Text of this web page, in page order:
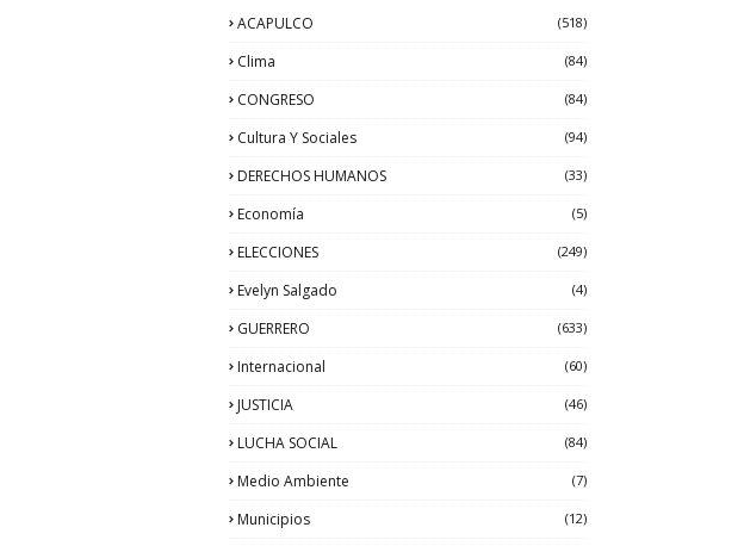
ACAPULCO (518)
Clima (84)
CONGRESO (84)
Cultura Y Sociales (94)
DERECHOS HUMANOS (33)
Economía (5)
ELECCIONES (249)
Evelyn Salgado (4)
GUERRERO (633)
Internacional (60)
JUSTICIA (46)
LUCHA SOCIAL (84)
Medio Ambiente (7)
Municipios (12)